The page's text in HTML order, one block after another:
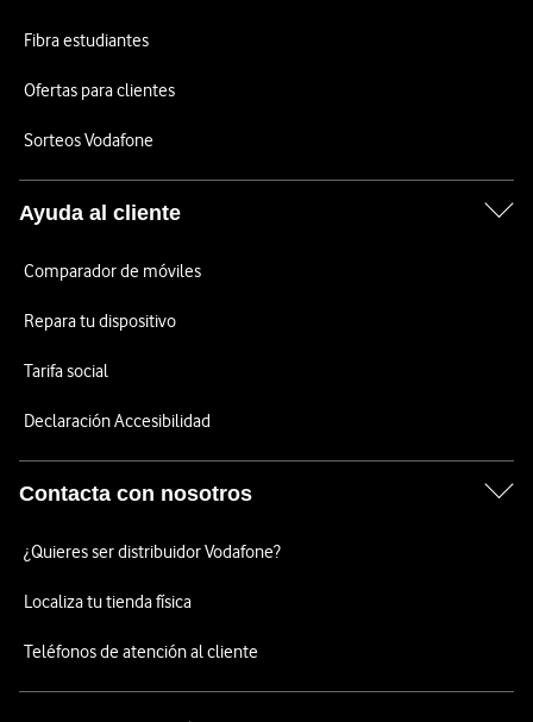
Fibra estudiantes
Ofertas para clientes
Sorteos Vodafone
Ayuda al cliente
Comparador de móviles
Repara tu dispositivo
Tarifa social
Declaración Accesibilidad
Contacta con nosotros
¿Quieres ser distribuidor Vodafone?
Localiza tu tienda física
Teléfonos de atención al cliente